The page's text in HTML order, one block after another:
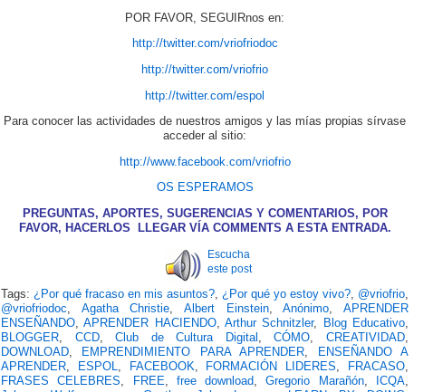
POR FAVOR, SEGUIRnos en:
http://twitter.com/vriofriodoc
http://twitter.com/vriofrio
http://twitter.com/espol
Para conocer las actividades de nuestros amigos y las mías propias sírvase
acceder al sitio:
http://www.facebook.com/vriofrio
OS ESPERAMOS
PREGUNTAS, APORTES, SUGERENCIAS Y COMENTARIOS, POR
FAVOR, HACERLOS LLEGAR VÍA COMMENTS A ESTA ENTRADA.
Escucha
este post
Tags: ¿Por qué fracaso en mis asuntos?, ¿Por qué yo estoy vivo?, @vriofrio,
@vriofriodoc, Agatha Christie,Albert Einstein,Anónimo,APRENDER
ENSEÑANDO,APRENDER HACIENDO,Arthur Schnitzler, Blog Educativo,
BLOGGER, CCD,Club de Cultura Digital ,CÓMO,CREATIVIDAD,
DOWNLOAD, EMPRENDIMIENTO PARA APRENDER,
ENSEÑANDO A
APRENDER, ESPOL, FACEBOOK, FORMACIÓN LIDERES, FRACASO,
FRASES CELEBRES, FREE, free download,Gregorio Marañón, ICQA,